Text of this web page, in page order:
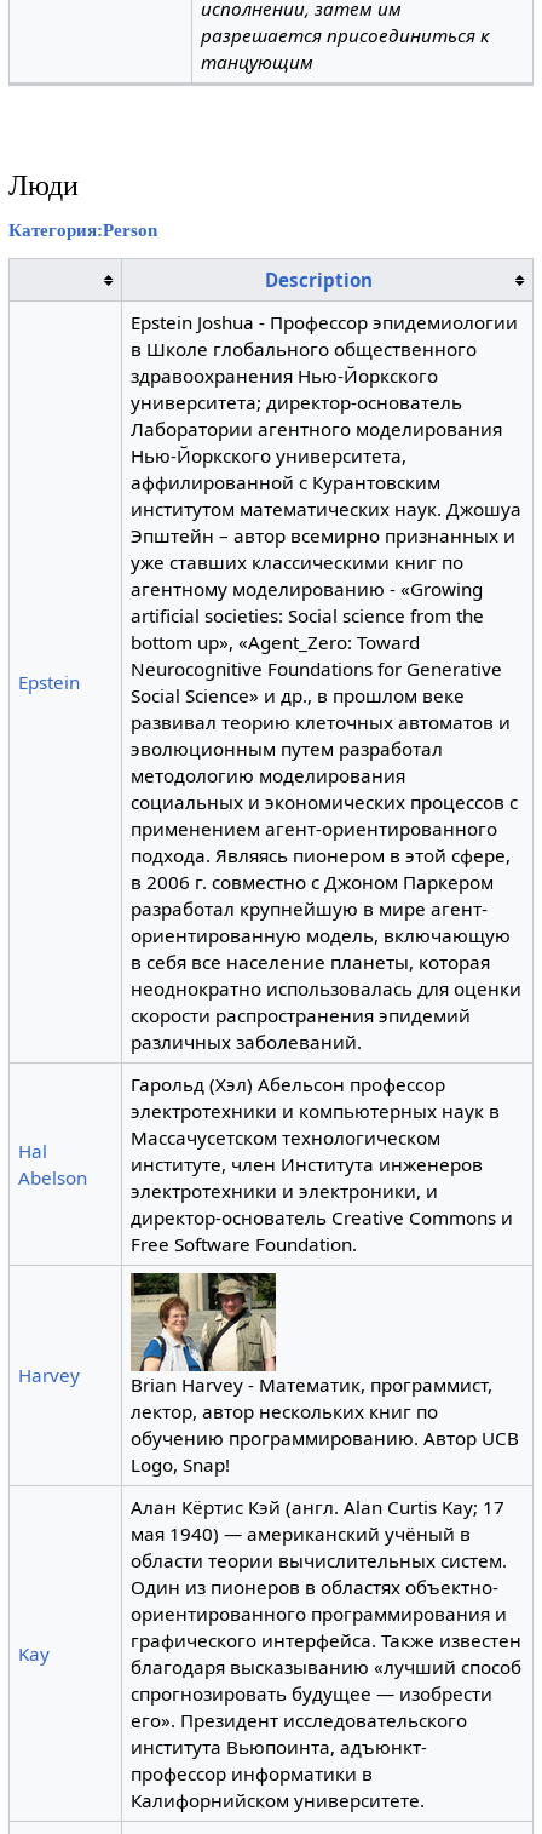
исполнении, затем им
разрешается присоединиться к
танцующим
Люди
Категория:Person
Description
Epstein
Epstein Joshua - Профессор эпидемиологии
в Школе глобального общественного
здравоохранения Нью-Йоркского
университета; директор-основатель
Лаборатории агентного моделирования
Нью-Йоркского университета,
аффилированной с Курантовским
институтом математических наук. Джошуа
Эпштейн – автор всемирно признанных и
уже ставших классическими книг по
агентному моделированию - «Growing
artificial societies: Social science from the
bottom up», «Agent_Zero: Toward
Neurocognitive Foundations for Generative
Social Science» и др., в прошлом веке
развивал теорию клеточных автоматов и
эволюционным путем разработал
методологию моделирования
социальных и экономических процессов с
применением агент-ориентированного
подхода. Являясь пионером в этой сфере,
в 2006 г. совместно с Джоном Паркером
разработал крупнейшую в мире агент-
ориентированную модель, включающую
в себя все население планеты, которая
неоднократно использовалась для оценки
скорости распространения эпидемий
различных заболеваний.
Hal
Abelson
Гарольд (Хэл) Абельсон профессор
электротехники и компьютерных наук в
Массачусетском технологическом
институте, член Института инженеров
электротехники и электроники, и
директор-основатель Creative Commons и
Free Software Foundation.
Harvey
Brian Harvey - Математик, программист,
лектор, автор нескольких книг по
обучению программированию. Автор UCB
Logo, Snap!
Kay
Алан Кёртис Кэй (англ. Alan Curtis Kay; 17
мая 1940) — американский учёный в
области теории вычислительных систем.
Один из пионеров в областях объектно-
ориентированного программирования и
графического интерфейса. Также известен
благодаря высказыванию «лучший способ
спрогнозировать будущее — изобрести
его». Президент исследовательского
института Вьюпоинта, адъюнкт-
профессор информатики в
Калифорнийском университете.